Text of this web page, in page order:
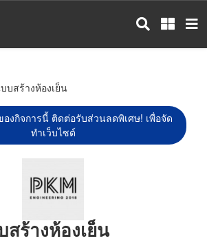
บสร้างห้องเย็น
งกิจการนี้ ติดต่อรับส่วนลดพิเศษ! เพื่อจัด
ทำเว็บไซต์
ร้างห้องเย็น